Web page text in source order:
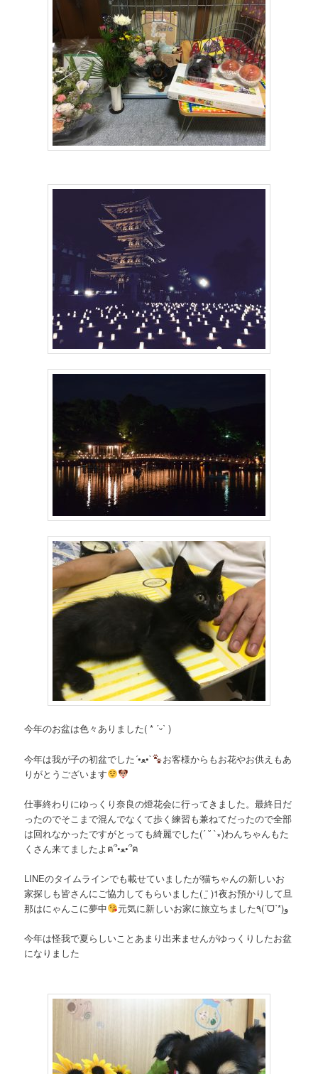
今年のお盆は色々ありました( * ˊᵕˋ )
今年は我が子の初盆でした´•ﻌ•`
お客様からもお花やお供えもあ
りがとうございます
仕事終わりにゆっくり奈良の燈花会に行ってきました。最終日だ
ったのでそこまで混んでなくて歩く練習も兼ねてだったので全部
は回れなかったですがとっても綺麗でした(´ ˘ `∗)わんちゃんもた
くさん来てましたよฅ՞•ﻌ•՞ฅ
LINEのタイムラインでも載せていましたが猫ちゃんの新しいお
家探しも皆さんにご協力してもらいました( ¨̮ )1夜お預かりして旦
那はにゃんこに夢中
元気に新しいお家に旅立ちました٩(ˊᗜˋ*)و
今年は怪我で夏らしいことあまり出来ませんがゆっくりしたお盆
になりました